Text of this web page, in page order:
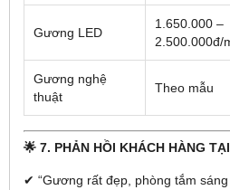
Gương LED
1.650.000 –
2.500.000đ/
Gương nghệ
thuật
Theo mẫu
🌟 7. PHẢN HỒI KHÁCH HÀNG
✔ “Gương rất đẹp, phòng tắm sáng